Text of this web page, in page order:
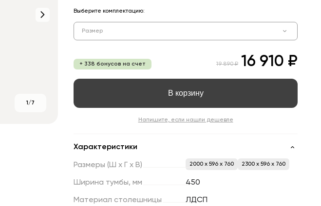
1/7
Выберите комплектацию:
Размер
+ 338 бонусов на счет 19 890 ₽ 16 910 ₽
В корзину
Напишите, если нашли дешевле
Характеристики
Размеры (Ш х Г х В) 2000 x 596 x 760 2300 x 596 x 760
Ширина тумбы, мм 450
Материал столешницы ЛДСП